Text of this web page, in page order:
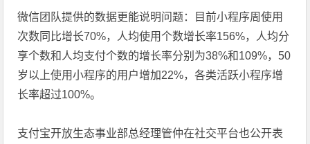
微信团队提供的数据更能说明问题：目前小程序周使用
次数同比增长70%，人均使用个数增长率156%，人均分
享个数和人均支付个数的增长率分别为38%和109%，50
岁以上使用小程序的用户增加22%，各类活跃小程序增
长率超过100%。
支付宝开放生态事业部总经理管仲在社交平台也公开表